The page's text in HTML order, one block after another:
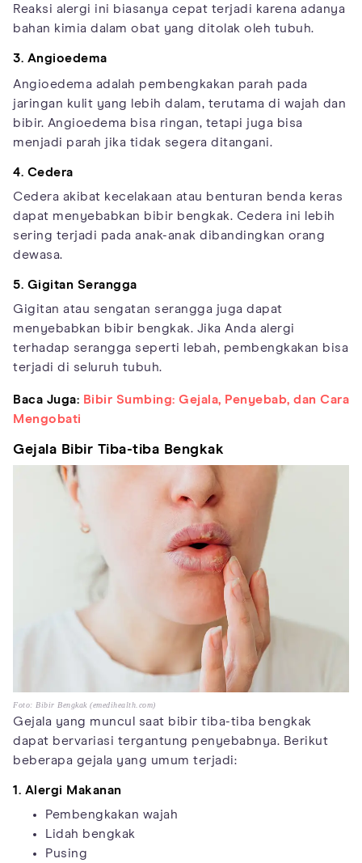
Reaksi alergi ini biasanya cepat terjadi karena adanya
bahan kimia dalam obat yang ditolak oleh tubuh.
3. Angioedema
Angioedema adalah pembengkakan parah pada
jaringan kulit yang lebih dalam, terutama di wajah dan
bibir. Angioedema bisa ringan, tetapi juga bisa
menjadi parah jika tidak segera ditangani.
4. Cedera
Cedera akibat kecelakaan atau benturan benda keras
dapat menyebabkan bibir bengkak. Cedera ini lebih
sering terjadi pada anak-anak dibandingkan orang
dewasa.
5. Gigitan Serangga
Gigitan atau sengatan serangga juga dapat
menyebabkan bibir bengkak. Jika Anda alergi
terhadap serangga seperti lebah, pembengkakan bisa
terjadi di seluruh tubuh.
Baca Juga: Bibir Sumbing: Gejala, Penyebab, dan Cara
Mengobati
Gejala Bibir Tiba-tiba Bengkak
Foto: Bibir Bengkak (emedihealth.com)
Gejala yang muncul saat bibir tiba-tiba bengkak
dapat bervariasi tergantung penyebabnya. Berikut
beberapa gejala yang umum terjadi:
1. Alergi Makanan
Pembengkakan wajah
Lidah bengkak
Pusing